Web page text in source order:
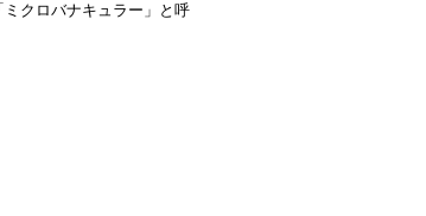
クロバナキュラー」と呼